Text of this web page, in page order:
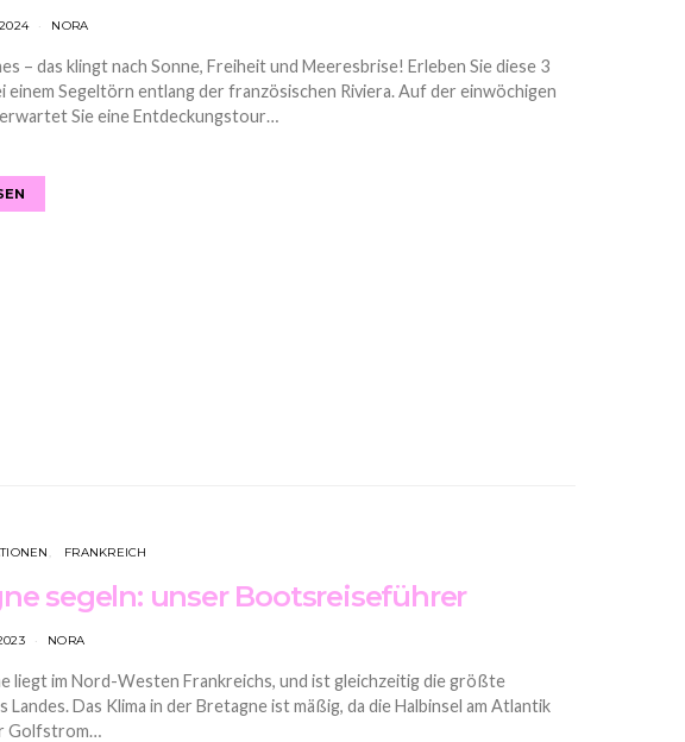
NORA
– das klingt nach Sonne, Freiheit und Meeresbrise! Erleben Sie diese 3
einem Segeltörn entlang der französischen Riviera. Auf der einwöchigen
Sie eine Entdeckungstour…
FRANKREICH
segeln: unser Bootsreiseführer
NORA
liegt im Nord-Westen Frankreichs, und ist gleichzeitig die größte
Landes. Das Klima in der Bretagne ist mäßig, da die Halbinsel am Atlantik
Golfstrom…